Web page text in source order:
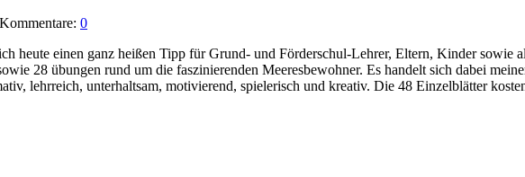
0
heute einen ganz heißen Tipp für Grund- und Förderschul-Lehrer, Eltern, Kinder
28 übungen rund um die faszinierenden Meeresbewohner. Es handelt sich dabei
lehrreich, unterhaltsam, motivierend, spielerisch und kreativ. Die 48 Einzelblätter